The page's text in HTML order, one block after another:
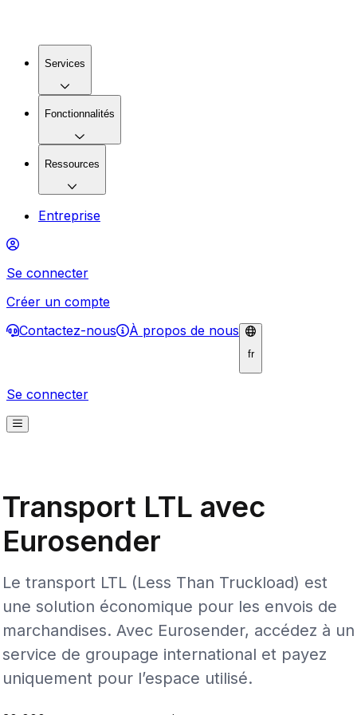
Services
Fonctionnalités
Ressources
Entreprise
Se connecter
Créer un compte
Contactez-nous
À propos de nous
fr
Se connecter
Transport LTL avec
Eurosender
Le transport LTL (Less Than Truckload) est
une solution économique pour les envois de
marchandises. Avec Eurosender, accédez à un
service de groupage international et payez
uniquement pour l’espace utilisé.